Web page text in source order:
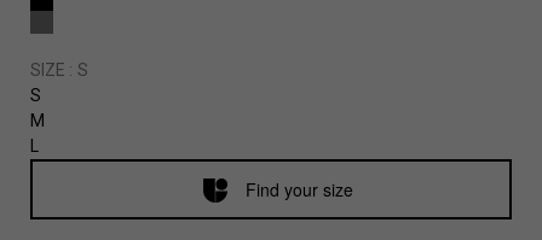
SIZE : S
S
M
L
Find your size